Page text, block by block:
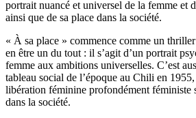
portrait nuancé et universel de la femme et
ainsi que de sa place dans la société.
« À sa place » commence comme un
en être un du tout : il s’agit d’un portrait
femme aux ambitions universelles. C’est
tableau social de l’époque au Chili en
libération féminine profondément féministe
dans la société.